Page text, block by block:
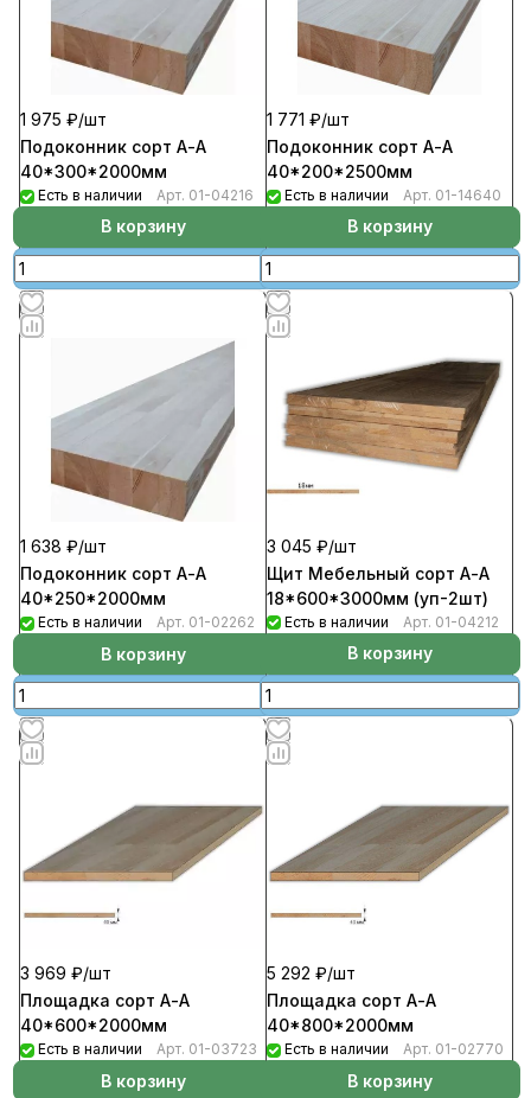
1 975 ₽/шт
Подоконник сорт А-А
40*300*2000мм
Есть в наличии Арт. 01-04216
В корзину
1 771 ₽/шт
Подоконник сорт А-А
40*200*2500мм
Есть в наличии Арт. 01-14640
В корзину
1 638 ₽/шт
Подоконник сорт А-А
40*250*2000мм
Есть в наличии Арт. 01-02262
В корзину
3 045 ₽/шт
Щит Мебельный сорт А-А
18*600*3000мм (уп-2шт)
Есть в наличии Арт. 01-04212
В корзину
3 969 ₽/шт
Площадка сорт А-А
40*600*2000мм
Есть в наличии Арт. 01-03723
В корзину
5 292 ₽/шт
Площадка сорт А-А
40*800*2000мм
Есть в наличии Арт. 01-02770
В корзину